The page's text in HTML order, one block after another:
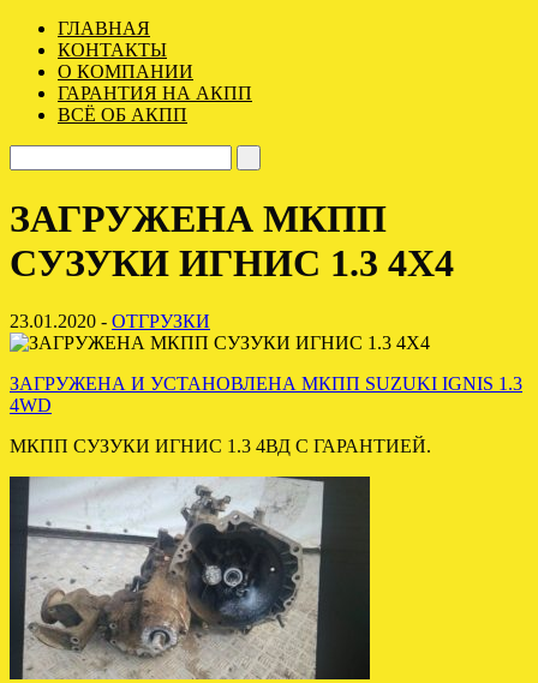
ГЛАВНАЯ
КОНТАКТЫ
О КОМПАНИИ
ГАРАНТИЯ НА АКПП
ВСЁ ОБ АКПП
ЗАГРУЖЕНА МКПП
СУЗУКИ ИГНИС 1.3 4Х4
23.01.2020 - ОТГРУЗКИ
ЗАГРУЖЕНА И УСТАНОВЛЕНА МКПП SUZUKI IGNIS 1.3
4WD
МКПП СУЗУКИ ИГНИС 1.3 4ВД С ГАРАНТИЕЙ.